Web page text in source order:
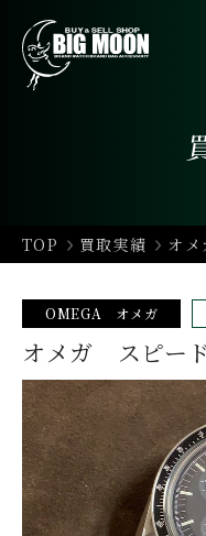
TOP 買取実績 オ
OMEGA オメガ
オメガ スピー